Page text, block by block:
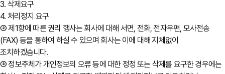
3. 삭제요구
4. 처리정지 요구
② 제1항에 따른 권리 행사는 회사에 대해 서면, 전화, 전자우편, 모사전송
(FAX) 등을 통하여 하실 수 있으며 회사는 이에 대해 지체없이
조치하겠습니다.
③ 정보주체가 개인정보의 오류 등에 대한 정정 또는 삭제를 요구한 경우에는